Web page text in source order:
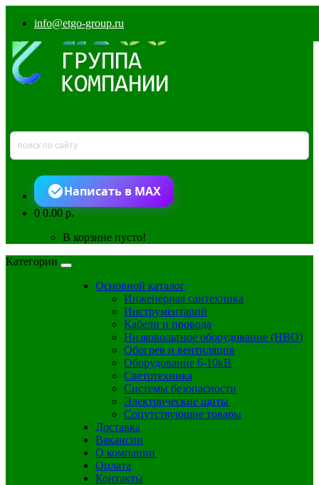
info@etgo-group.ru
Написать в MAX
00.00 р.
В корзине пусто!
Категории
Основной каталог
Инженерная сантехника
Инструментарий
Кабели и провода
Низковольтное оборудование (НВО)
Обогрев и вентиляция
Оборудование 6-10кВ
Светотехника
Системы безопасности
Электрические щиты
Сопутствующие товары
Доставка
Вакансии
О компании
Оплата
Контакты